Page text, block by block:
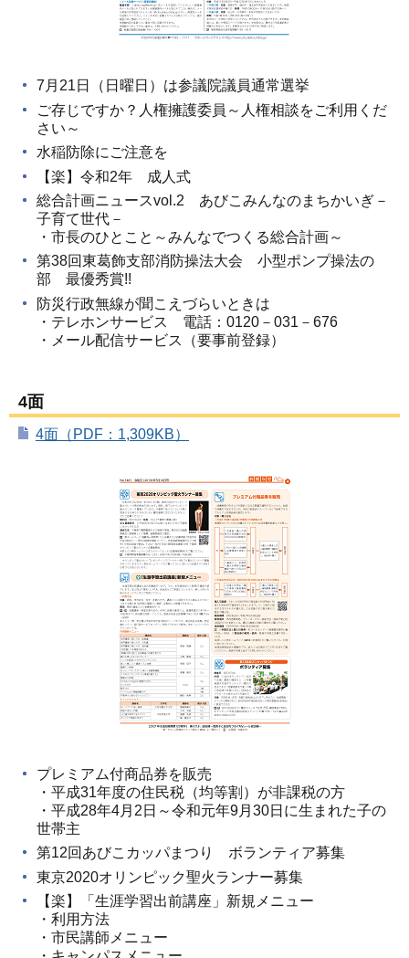
7月21日（日曜日）は参議院議員通常選挙
ご存じですか？人権擁護委員～人権相談をご利用くだ
さい～
水稲防除にご注意を
【楽】令和2年 成人式
総合計画ニュースvol.2 あびこみんなのまちかいぎ－
子育て世代－
・市長のひとこと～みんなでつくる総合計画～
第38回東葛飾支部消防操法大会 小型ポンプ操法の
部 最優秀賞!!
防災行政無線が聞こえづらいときは
・テレホンサービス 電話：0120－031－676
・メール配信サービス（要事前登録）
4面
4面（PDF：1,309KB）
プレミアム付商品券を販売
・平成31年度の住民税（均等割）が非課税の方
・平成28年4月2日～令和元年9月30日に生まれた子の
世帯主
第12回あびこカッパまつり ボランティア募集
東京2020オリンピック聖火ランナー募集
【楽】「生涯学習出前講座」新規メニュー
・利用方法
・市民講師メニュー